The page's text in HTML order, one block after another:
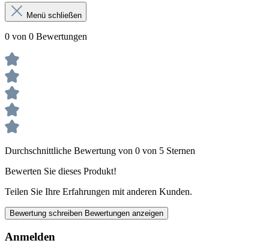
Menü schließen
0 von 0 Bewertungen
Durchschnittliche Bewertung von 0 von 5 Sternen
Bewerten Sie dieses Produkt!
Teilen Sie Ihre Erfahrungen mit anderen Kunden.
Bewertung schreiben Bewertungen anzeigen
Anmelden